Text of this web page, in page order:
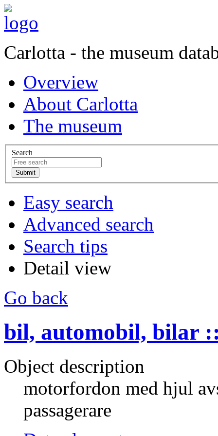
Carlotta - the museum
Overview
About Carlotta
The museum
Search
Easy search
Advanced search
Search tips
Detail view
Go back
bil, automobil, bilar
Object description
motorfordon med hjul
passagerare